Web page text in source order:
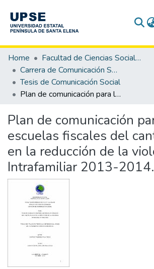
Communities & Collections
All of DSpace
Statistics
Home
Facultad de Ciencias Sociales y de la Salud
Carrera de Comunicación Social
Tesis de Comunicación Social
Plan de comunicación para las escuelas fiscales del cantón Playas en la reducción de la violencia Intrafamiliar 2013-2014.
Plan de comunicación
escuelas fiscales del
en la reducción de la
Intrafamiliar 2013-2014.